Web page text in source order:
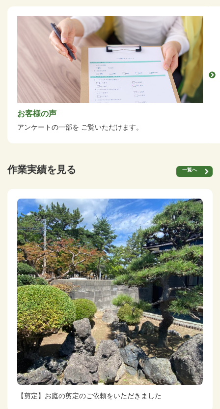
お客様の声
アンケートの一部を ご覧いただけます。
作業実績を見る 一覧へ
【剪定】お庭の剪定のご依頼をいただきました